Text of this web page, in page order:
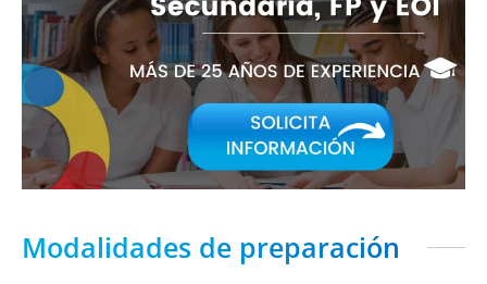
Modalidades de preparación